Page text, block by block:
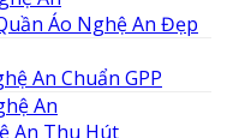
Áo Nghệ An Đẹp
An Chuẩn GPP
An Thu Hút